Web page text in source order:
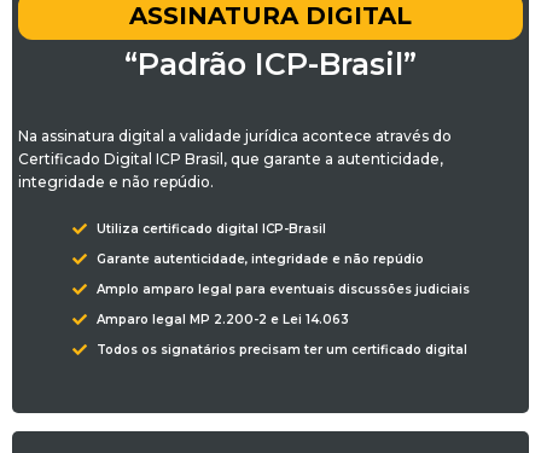
ASSINATURA DIGITAL
“Padrão ICP-Brasil”
Na assinatura digital a validade jurídica acontece através do
Certificado Digital ICP Brasil, que garante a autenticidade,
integridade e não repúdio.
Utiliza certificado digital ICP-Brasil
Garante autenticidade, integridade e não repúdio
Amplo amparo legal para eventuais discussões judiciais
Amparo legal MP 2.200-2 e Lei 14.063
Todos os signatários precisam ter um certificado digital